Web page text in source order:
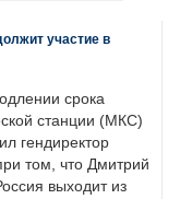
участие в
срока
станции (МКС)
гендиректор
том, что Дмитрий
выходит из